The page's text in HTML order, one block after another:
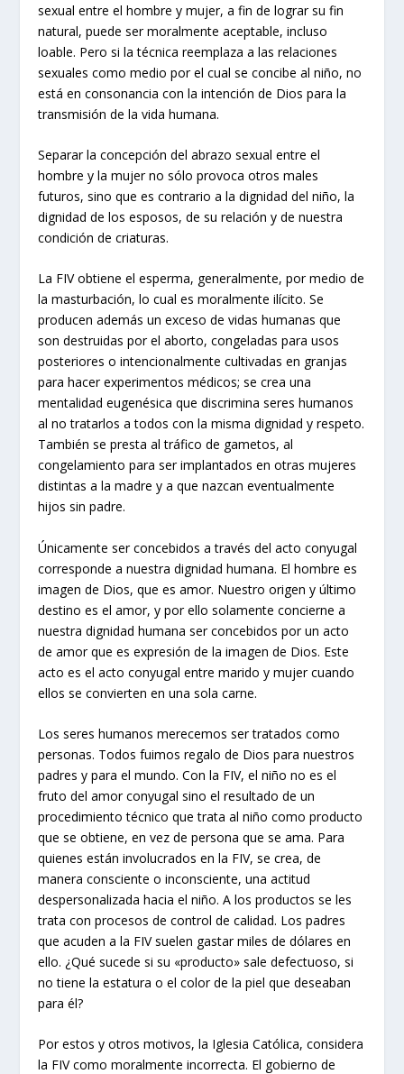
sexual entre el hombre y mujer, a fin de lograr su fin
natural, puede ser moralmente aceptable, incluso
loable. Pero si la técnica reemplaza a las relaciones
sexuales como medio por el cual se concibe al niño, no
está en consonancia con la intención de Dios para la
transmisión de la vida humana.
Separar la concepción del abrazo sexual entre el
hombre y la mujer no sólo provoca otros males
futuros, sino que es contrario a la dignidad del niño, la
dignidad de los esposos, de su relación y de nuestra
condición de criaturas.
La FIV obtiene el esperma, generalmente, por medio de
la masturbación, lo cual es moralmente ilícito. Se
producen además un exceso de vidas humanas que
son destruidas por el aborto, congeladas para usos
posteriores o intencionalmente cultivadas en granjas
para hacer experimentos médicos; se crea una
mentalidad eugenésica que discrimina seres humanos
al no tratarlos a todos con la misma dignidad y respeto.
También se presta al tráfico de gametos, al
congelamiento para ser implantados en otras mujeres
distintas a la madre y a que nazcan eventualmente
hijos sin padre.
Únicamente ser concebidos a través del acto conyugal
corresponde a nuestra dignidad humana. El hombre es
imagen de Dios, que es amor. Nuestro origen y último
destino es el amor, y por ello solamente concierne a
nuestra dignidad humana ser concebidos por un acto
de amor que es expresión de la imagen de Dios. Este
acto es el acto conyugal entre marido y mujer cuando
ellos se convierten en una sola carne.
Los seres humanos merecemos ser tratados como
personas. Todos fuimos regalo de Dios para nuestros
padres y para el mundo. Con la FIV, el niño no es el
fruto del amor conyugal sino el resultado de un
procedimiento técnico que trata al niño como producto
que se obtiene, en vez de persona que se ama. Para
quienes están involucrados en la FIV, se crea, de
manera consciente o inconsciente, una actitud
despersonalizada hacia el niño. A los productos se les
trata con procesos de control de calidad. Los padres
que acuden a la FIV suelen gastar miles de dólares en
ello. ¿Qué sucede si su «producto» sale defectuoso, si
no tiene la estatura o el color de la piel que deseaban
para él?
Por estos y otros motivos, la Iglesia Católica, considera
la FIV como moralmente incorrecta. El gobierno de